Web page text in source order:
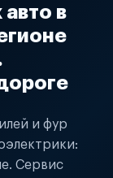
в
и фур
Сервис